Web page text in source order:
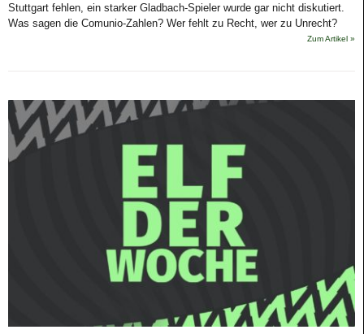
Stuttgart fehlen, ein starker Gladbach-Spieler wurde gar nicht diskutiert.
Was sagen die Comunio-Zahlen? Wer fehlt zu Recht, wer zu Unrecht?
Zum Artikel »